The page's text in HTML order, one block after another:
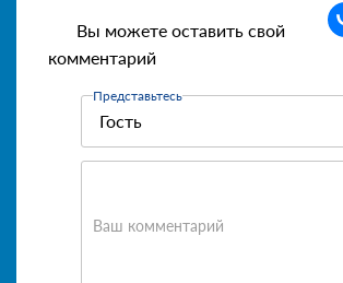
Вы можете оставить свой
комментарий
Представьтесь
Ваш комментарий